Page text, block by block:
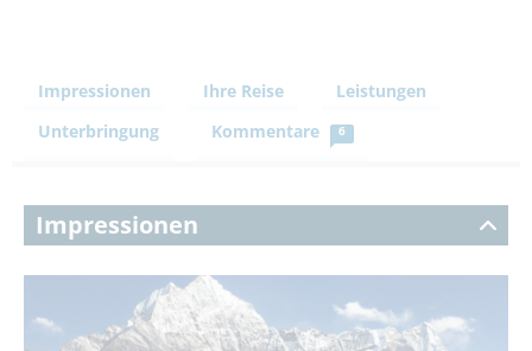
Impressionen Ihre Reise
Leistungen
Unterbringung
Kommentare 6
Impressionen